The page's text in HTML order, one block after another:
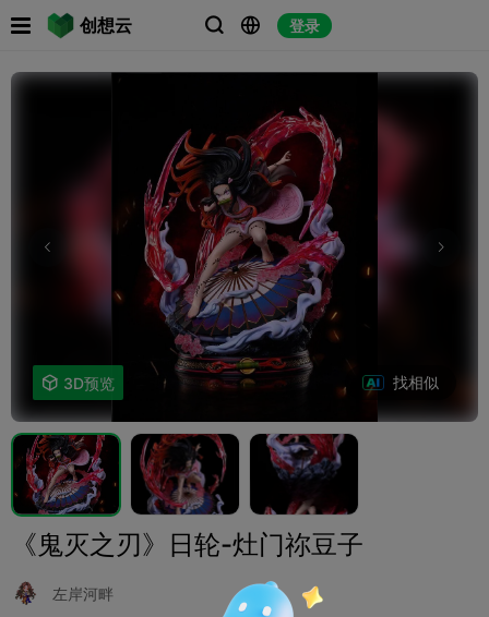
创想云   登录
 
 3D预览 找相似
《鬼灭之刃》日轮-灶门祢豆子
左岸河畔